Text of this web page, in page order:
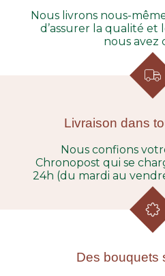
Nous livrons nous-
d’assurer la qualité et
nous avez
Livraison dans
Nous confions
Chronopost qui se
24h (du mardi au
Des bouquets